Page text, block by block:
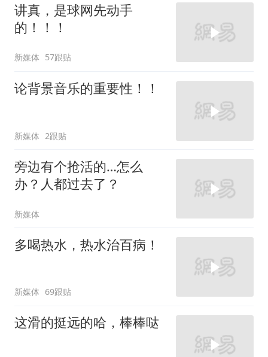
讲真，是球网先动手
的！！！
新媒体 57跟贴
论背景音乐的重要性！！
新媒体 2跟贴
旁边有个抢活的…怎么
办？人都过去了？
新媒体
多喝热水，热水治百病！
新媒体 69跟贴
这滑的挺远的哈，棒棒哒